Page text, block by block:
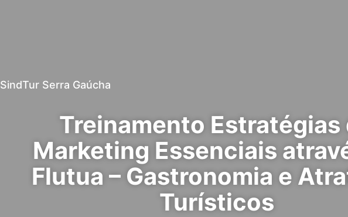
SindTur Serra Gaúcha
Treinamento Estratégias
Marketing Essenciais
Flutua – Gastronomia e
Turísticos